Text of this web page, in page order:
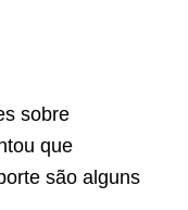
sobre
que
são alguns